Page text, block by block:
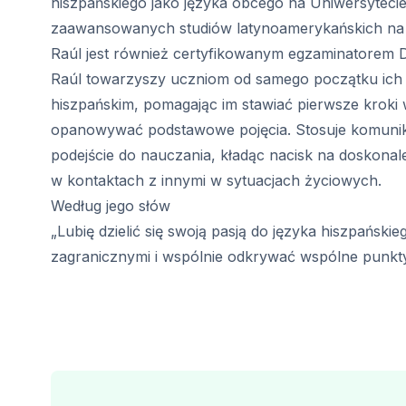
Program 50+
Przygotowanie do egzaminu DELE
Przygotowanie do egzaminów
Lekcje prywatne
Malaga
Szkoła języka hiszpańskiego w
Grupowe zajęcia z języka
Wieczorny kurs grupowy
Kursy długoterminowe
Przygotowanie do egzaminu
Przygotowanie do egzaminów
Lekcje prywatne
zaawansowanych studiów latynoamerykańskich
Raúl jest również certyfikowanym egzaminatorem
Raúl towarzyszy uczniom od samego początku
hiszpańskim, pomagając im stawiać pierwsze
opanowywać podstawowe pojęcia. Stosuje
podejście do nauczania, kładąc nacisk na
w kontaktach z innymi w sytuacjach życiowych.
Według jego słów
„Lubię dzielić się swoją pasją do języka
zagranicznymi i wspólnie odkrywać wspólne